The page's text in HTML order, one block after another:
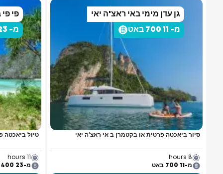
גן עדן מימי באי ראצ'ה יאי
מ- 11 700 באט
סיור ביאכטה פרטית או בקטמרן ב אי ראצ'ה יאי
8 hours
מ-11 700 באט
פי
מ- 23 400 באט
טיול ביאכטה
מ-23 400 באט